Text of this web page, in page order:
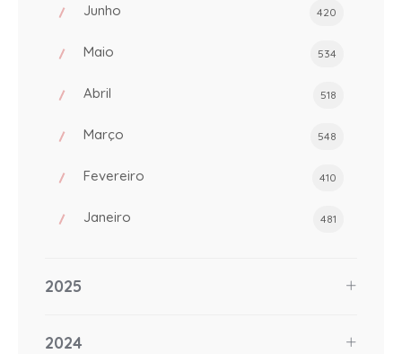
Junho 420
Maio 534
Abril 518
Março 548
Fevereiro 410
Janeiro 481
2025
2024